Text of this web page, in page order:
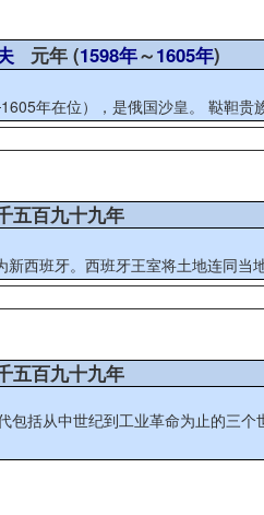
元年 (1598年～1605年)
鲍里斯·费奥多罗维奇·戈东诺
五百九十九年
西班牙。西班牙王室将土地连同
五百九十九年
括从中世纪到工业革命为止的三